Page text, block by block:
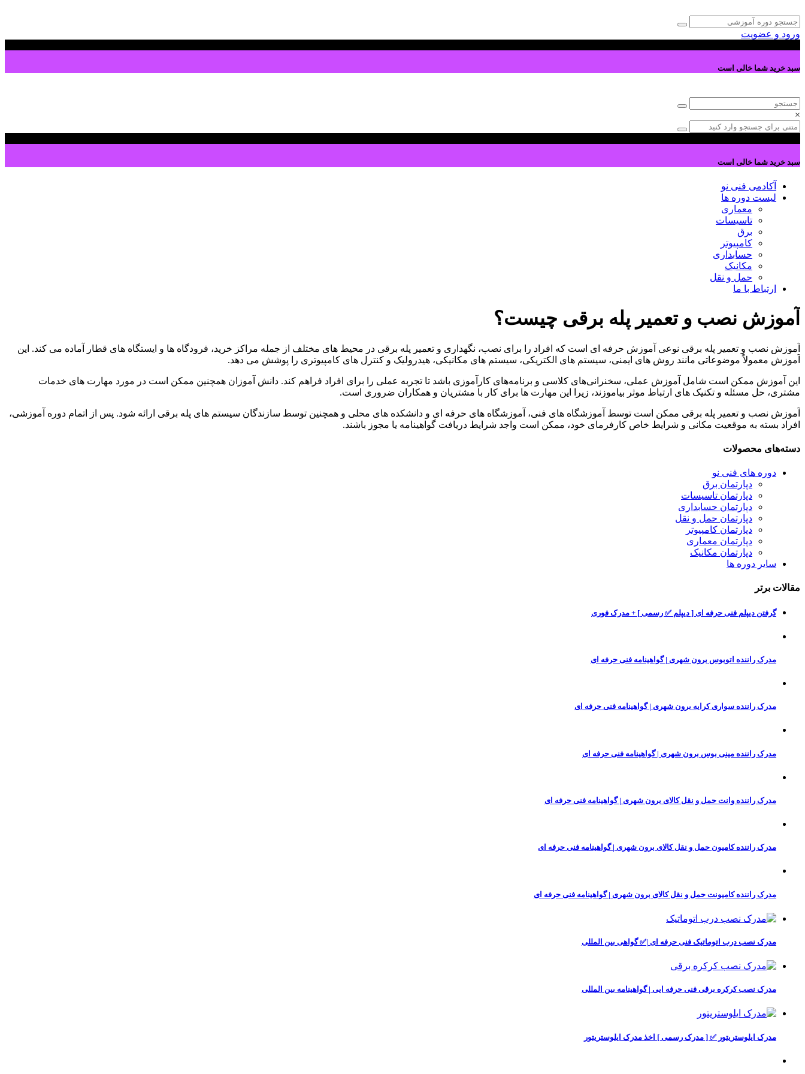
ورود و عضویت
سبد خرید شما خالی است
×
سبد خرید شما خالی است
آکادمی فنی نو
لیست دوره ها
معماری
تاسیسات
برق
کامپیوتر
حسابداری
مکانیک
حمل و نقل
ارتباط با ما
آموزش نصب و تعمیر پله برقی چیست؟
آموزش نصب و تعمیر پله برقی نوعی آموزش حرفه ای است که افراد را برای نصب، نگهداری و تعمیر پله برقی در محیط های مختلف از جمله مراکز خرید، فرودگاه ها و ایستگاه های قطار آماده می کند. این
آموزش معمولاً موضوعاتی مانند روش های ایمنی، سیستم های الکتریکی، سیستم های مکانیکی، هیدرولیک و کنترل های کامپیوتری را پوشش می دهد.
این آموزش ممکن است شامل آموزش عملی، سخنرانی‌های کلاسی و برنامه‌های کارآموزی باشد تا تجربه عملی را برای افراد فراهم کند. دانش آموزان همچنین ممکن است در مورد مهارت های خدمات
مشتری، حل مسئله و تکنیک های ارتباط موثر بیاموزند، زیرا این مهارت ها برای کار با مشتریان و همکاران ضروری است.
آموزش نصب و تعمیر پله برقی ممکن است توسط آموزشگاه های فنی، آموزشگاه های حرفه ای و دانشکده های محلی و همچنین توسط سازندگان سیستم های پله برقی ارائه شود. پس از اتمام دوره آموزشی،
افراد بسته به موقعیت مکانی و شرایط خاص کارفرمای خود، ممکن است واجد شرایط دریافت گواهینامه یا مجوز باشند.
دسته‌های محصولات
دوره های فنی نو
دپارتمان برق
دپارتمان تاسیسات
دپارتمان حسابداری
دپارتمان حمل و نقل
دپارتمان کامپیوتر
دپارتمان معماری
دپارتمان مکانیک
سایر دوره ها
مقالات برتر
گرفتن دیپلم فنی حرفه ای [ دیپلم ✅ رسمی ] + مدرک فوری
مدرک راننده اتوبوس برون شهری | گواهینامه فنی حرفه ای
مدرک راننده سواری کرایه برون شهری | گواهینامه فنی حرفه ای
مدرک راننده مینی بوس برون شهری | گواهینامه فنی حرفه ای
مدرک راننده وانت حمل و نقل کالای برون شهری | گواهینامه فنی حرفه ای
مدرک راننده کامیون حمل و نقل کالای برون شهری | گواهینامه فنی حرفه ای
مدرک راننده کامیونت حمل و نقل کالای برون شهری | گواهینامه فنی حرفه ای
مدرک نصب درب اتوماتیک فنی حرفه ای |✅ گواهی بین المللی
مدرک نصب کرکره برقی فنی حرفه ایی | گواهینامه بین المللی
مدرک ایلوستریتور ✅ [ مدرک رسمی ] اخذ مدرک ایلوستریتور